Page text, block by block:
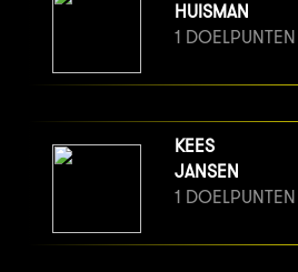
HUISMAN
1 DOELPUNTEN
KEES
JANSEN
1 DOELPUNTEN